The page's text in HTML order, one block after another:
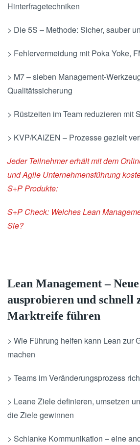
Hinterfragetechniken
> Die 5S – Methode: Sicher, sauber
> Fehlervermeidung mit Poka Yoke,
> M7 – sieben Management-
Qualitätssicherung
> Rüstzeiten im Team reduzieren mit
> KVP/KAIZEN – Prozesse gezielt
Jeder Teilnehmer erhält mit dem
und Agile Unternehmensführung
S+P Produkte:
S+P Check: Welches Lean
Sie?
Lean Management –
ausprobieren und schnell
Marktreife führen
> Wie Führung helfen kann Lean zur
machen
> Teams im Veränderungsprozess
> Leane Ziele definieren, umsetzen
die Ziele gewinnen
> Schlanke Kommunikation – eine